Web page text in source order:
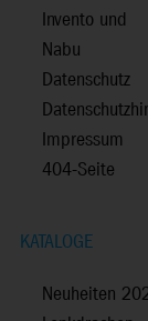
Invento und
Nabu
Datenschutz
Impressum
404-Seite
KATALOGE
Neuheiten